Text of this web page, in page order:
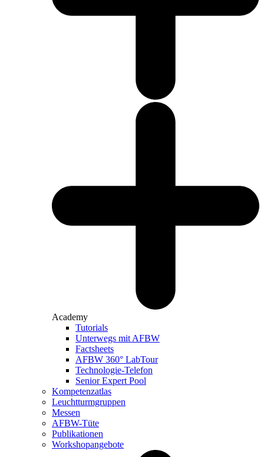
Academy
Tutorials
Unterwegs mit AFBW
Factsheets
AFBW 360° LabTour
Technologie-Telefon
Senior Expert Pool
Kompetenzatlas
Leuchtturm­gruppen
Messen
AFBW-Tüte
Publikationen
Workshopangebote